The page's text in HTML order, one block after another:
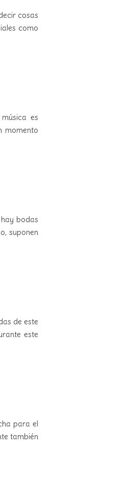
cosas
como
es
momento
bodas
suponen
de este
este
para el
también